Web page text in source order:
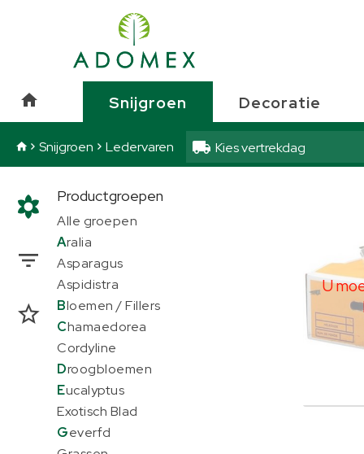
Snijgroen Decoratie
Snijgroen
Ledervaren
Snijgroen Ledervaren Kies vertrekdag
Productgroepen
Alle groepen
Aralia
Asparagus
Aspidistra
Bloemen / Fillers
Chamaedorea
Cordyline
Droogbloemen
Eucalyptus
Exotisch Blad
Geverfd
U
U